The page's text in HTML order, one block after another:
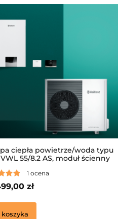
ciepła powietrze/woda typu
55/8.2 AS, moduł ścienny
57/8.2 IS, regulator
VRC720,
moduł internetowy VR
1 ocena
zł